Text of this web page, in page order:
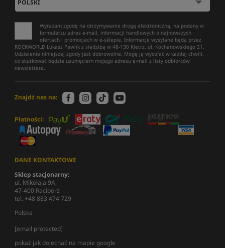
Wyrażam zgodę na otrzymywanie drogą elektroniczną, na podany w
formularzu adres e-mail, informacji handlowych o najnowszych
ofertach i promocjach w e-sklepie. Informacje wysyłane będą przez
ROCKWORLD Łukasz Pawlik z siedzibą w 48-130 Kietrz, ul. Kochanowskiego 21.
Udzielenie niniejszej zgody jest dobrowolne. Mogę ją wycofać w każdej chwili,
co skutkować będzie usunięciem mojego adresu e-mail z listy odbiorców
newslettera.
Znajdź nas na:
Płatności:
DANE KONTAKTOWE
Sklep stacjonarny:
ul. Mikołaja 9A,
47-400 Racibórz
tel. +48 883 474 729
Polska
[email protected]
pokaż jak dojechać na mapie google